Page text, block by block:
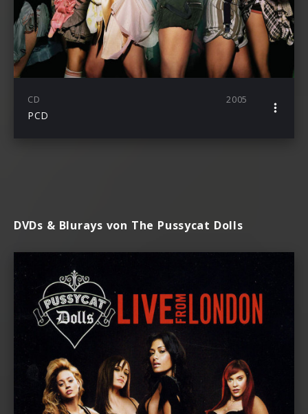
CD 2005
PCD
DVDs & Blurays von The Pussycat Dolls